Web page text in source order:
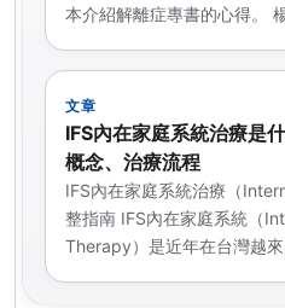
本介紹解離症專書的心得。
文章
IFS內在家庭系統治療是
概念、治療流程
IFS內在家庭系統治療（
整指南 IFS內在家庭系統（
Therapy）是近年在台灣越